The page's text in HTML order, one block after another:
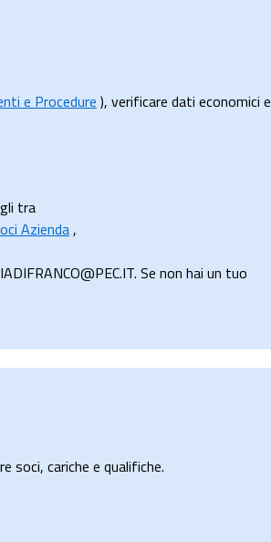
e Procedure ), verificare dati economici e
tra
Azienda,
Se non hai un tuo
soci, cariche e qualifiche.